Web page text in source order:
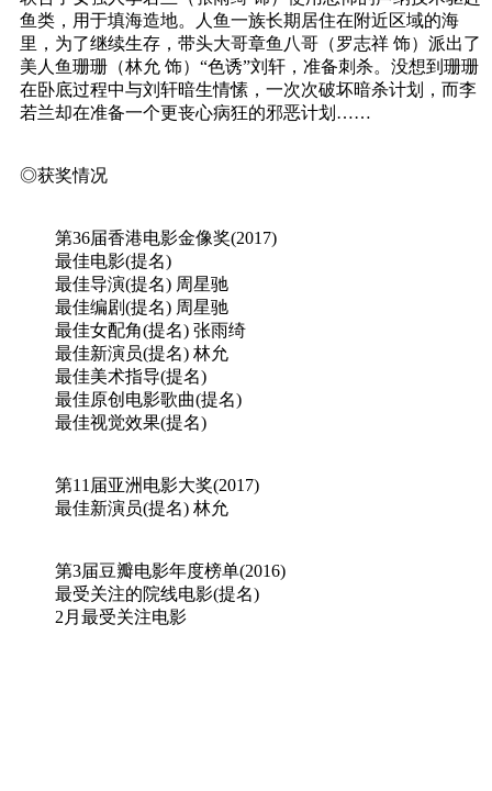
鱼类，用于填海造地。人鱼一族长期居住在附近区域的海
里，为了继续生存，带头大哥章鱼八哥（罗志祥 饰）派出了
美人鱼珊珊（林允 饰）“色诱”刘轩，准备刺杀。没想到珊珊
在卧底过程中与刘轩暗生情愫，一次次破坏暗杀计划，而李
若兰却在准备一个更丧心病狂的邪恶计划……
◎获奖情况
第36届香港电影金像奖(2017)
最佳电影(提名)
最佳导演(提名) 周星驰
最佳编剧(提名) 周星驰
最佳女配角(提名) 张雨绮
最佳新演员(提名) 林允
最佳美术指导(提名)
最佳原创电影歌曲(提名)
最佳视觉效果(提名)
第11届亚洲电影大奖(2017)
最佳新演员(提名) 林允
第3届豆瓣电影年度榜单(2016)
最受关注的院线电影(提名)
2月最受关注电影